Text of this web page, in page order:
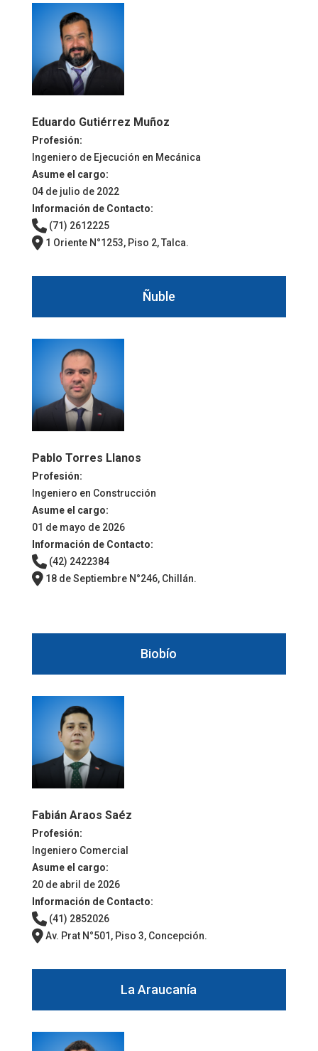
Eduardo Gutiérrez Muñoz
Profesión:
Ingeniero de Ejecución en Mecánica
Asume el cargo:
04 de julio de 2022
Información de Contacto:
(71) 2612225
1 Oriente N°1253, Piso 2, Talca.
Ñuble
Pablo Torres Llanos
Profesión:
Ingeniero en Construcción
Asume el cargo:
01 de mayo de 2026
Información de Contacto:
(42) 2422384
18 de Septiembre N°246, Chillán.
Biobío
Fabián Araos Saéz
Profesión:
Ingeniero Comercial
Asume el cargo:
20 de abril de 2026
Información de Contacto:
(41) 2852026
Av. Prat N°501, Piso 3, Concepción.
La Araucanía